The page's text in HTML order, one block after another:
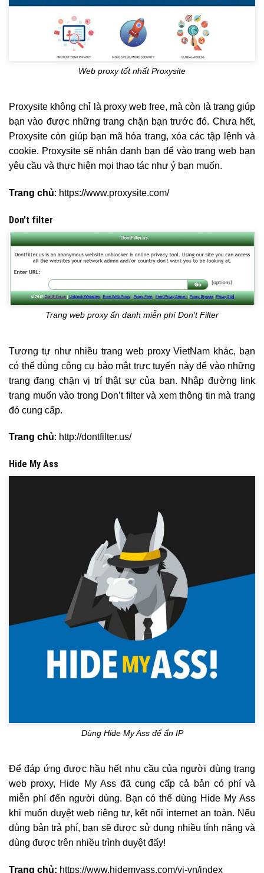
Web proxy tốt nhất Proxysite
Proxysite không chỉ là proxy web free, mà còn là trang giúp
bạn vào được những trang chặn bạn trước đó. Chưa hết,
Proxysite còn giúp bạn mã hóa trang, xóa các tập lệnh và
cookie. Proxysite sẽ nhân danh bạn để vào trang web bạn
yêu cầu và thực hiện mọi thao tác như ý bạn muốn.
Trang chủ: https://www.proxysite.com/
Don’t filter
Trang web proxy ẩn danh miễn phí Don’t Filter
Tương tự như nhiều trang web proxy VietNam khác, bạn
có thể dùng công cụ bảo mật trực tuyến này để vào những
trang đang chặn vị trí thật sự của bạn. Nhập đường link
trang muốn vào trong Don’t filter và xem thông tin mà trang
đó cung cấp.
Trang chủ: http://dontfilter.us/
Hide My Ass
Dùng Hide My Ass để ẩn IP
Để đáp ứng được hầu hết nhu cầu của người dùng trang
web proxy, Hide My Ass đã cung cấp cả bản có phí và
miễn phí đến người dùng. Bạn có thể dùng Hide My Ass
khi muốn duyệt web riêng tư, kết nối internet an toàn. Nếu
dùng bản trả phí, bạn sẽ được sử dụng nhiều tính năng và
dùng được trên nhiều trình duyệt đấy!
Trang chủ: https://www.hidemyass.com/vi-vn/index